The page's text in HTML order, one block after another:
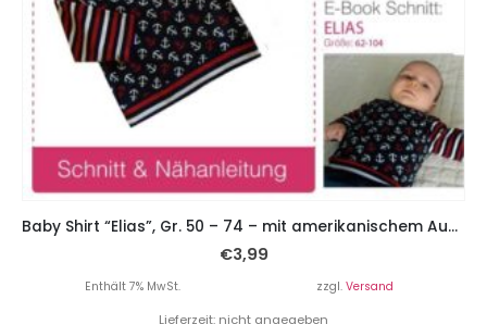
Baby Shirt “Elias”, Gr. 50 – 74 – mit amerikanischem Ausschnitt
€3,99
Enthält 7% MwSt. zzgl. Versand
Lieferzeit: nicht angegeben